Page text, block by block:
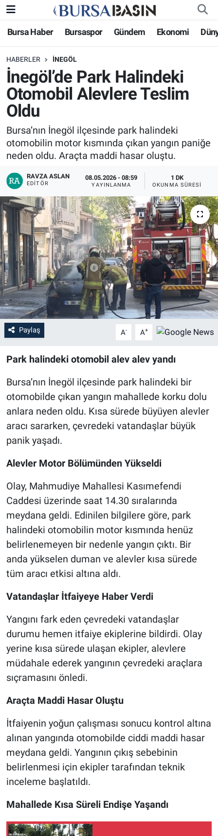
Bursa Haber Bursaspor Gündem Ekonomi
HABERLER İNEGÖL
İnegöl’de Park Halindeki
Otomobil Alevlere Teslim
Oldu
Bursa’nın İnegöl ilçesinde park halindeki
otomobilin motor kısmında çıkan yangın paniğe
neden oldu. Araçta maddi hasar oluştu.
RAVZA ASLAN
EDITÖR
08.05.2026 - 08:59
YAYINLANMA
1 DK
OKUNMA SÜRESI
Paylaş A- A+
Park halindeki otomobil alev alev yandı
Bursa’nın İnegöl ilçesinde park halindeki bir
otomobilde çıkan yangın mahallede korku dolu
anlara neden oldu. Kısa sürede büyüyen alevler
aracı sararken, çevredeki vatandaşlar büyük
panik yaşadı.
Alevler Motor Bölümünden Yükseldi
Olay, Mahmudiye Mahallesi Kasımefendi
Caddesi üzerinde saat 14.30 sıralarında
meydana geldi. Edinilen bilgilere göre, park
halindeki otomobilin motor kısmında henüz
belirlenemeyen bir nedenle yangın çıktı. Bir
anda yükselen duman ve alevler kısa sürede
tüm aracı etkisi altına aldı.
Vatandaşlar İtfaiyeye Haber Verdi
Yangını fark eden çevredeki vatandaşlar
durumu hemen itfaiye ekiplerine bildirdi. Olay
yerine kısa sürede ulaşan ekipler, alevlere
müdahale ederek yangının çevredeki araçlara
sıçramasını önledi.
Araçta Maddi Hasar Oluştu
İtfaiyenin yoğun çalışması sonucu kontrol altına
alınan yangında otomobilde ciddi maddi hasar
meydana geldi. Yangının çıkış sebebinin
belirlenmesi için ekipler tarafından teknik
inceleme başlatıldı.
Mahallede Kısa Süreli Endişe Yaşandı
Bursa Haber
Genel
Politika
Bilim, Teknoloji
KÜLTÜR-SANAT
Yerel
Bursaspor
Gündem
Sağlık
Eğitim
Ekonomi
Dünya
Teknoloji
Magazin
Siyaset
Yaşam
Nöbetçi Eczaneler
Bursa Nöbetçi Eczaneler
Bursa Hava Durumu
Bursa Namaz Vakitleri
Bursa Trafik Yoğunluk Haritası
Süper Lig Puan Durumu ve Fikstür
Tüm Manşetler
Son Dakika Haberleri
Haber Arşivi